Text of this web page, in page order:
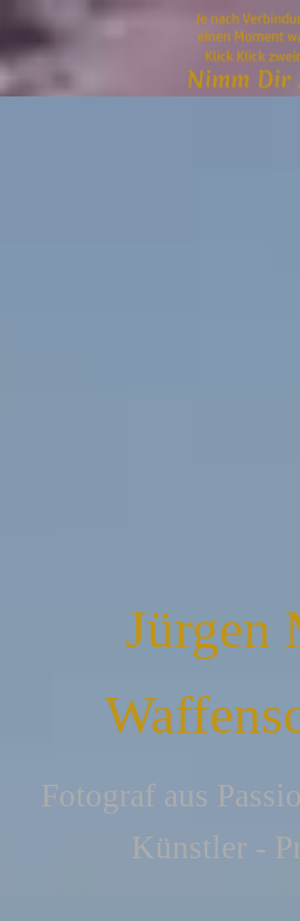
Jürgen
Fotograf aus
Künstler -